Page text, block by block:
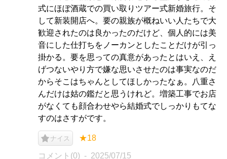
式にほぼ酒蔵での買い取りツアー式新婚旅行。そ
して新装開店へ。要の親族が概ねいい人たちで大
歓迎されたのは良かったのだけど、個人的には美
音にした仕打ちをノーカンとしたことだけが引っ
掛かる。要を思っての真意があったとはいえ、え
げつないやり方で嫌な思いさせたのは事実なのだ
からそこはちゃんとしてほしかったなぁ。八重さ
んだけは姑の鑑だと思うけれど。増築工事でお店
がなくても顔合わせやら結婚式でしっかりもてな
すのはさすがです。
ナイス ★18
コメント(0) 2025/07/15